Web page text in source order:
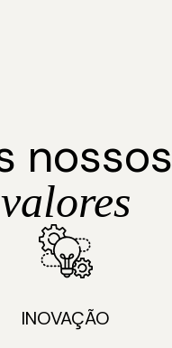
nossos
valores
INOVAÇÃO